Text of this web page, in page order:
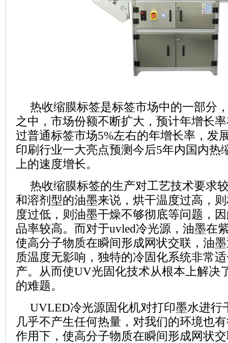
热收缩膜标签是标签市场中的一部分
之中，市场份额不断扩大，预计年增长
过普通标签市场5%左右的年增长率，发
印刷行业一大亮点预测今后5年内国内热
上的速度增长。
热收缩膜标签的生产对工艺技术要求
和溶剂型的油墨来说，烘干温度过高，
度过低，则油墨干燥不够彻底等问题，
品率较高。而对于uvled冷光源，油墨在
使高分子物质在瞬间形成网状交联，油
质温度无影响，独特的冷固化系统非常
产。从而使UV光固化技术从根本上解决
的难题。
UVLED冷光源固化机对打印墨水进行
几乎不产生任何热量，对我们的环境也
作用下，使高分子物质在瞬间形成网状